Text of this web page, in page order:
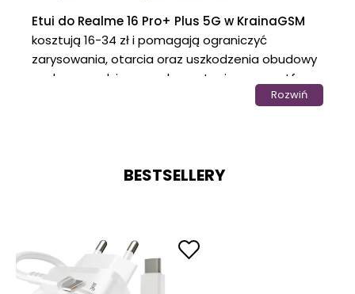
Etui do Realme 16 Pro+ Plus 5G w KrainaGSM
kosztują 16-34 zł i pomagają ograniczyć
zarysowania, otarcia oraz uszkodzenia obudowy
podczas codziennego korzystania ze smartfona.
Kategoria sprawdza się u osób, które noszą
Etui do Realme 16 Pro+ Plus 5G
ograniczyć ślady użytkowania, które pojawiają się
podczas odkładania telefonu na blat, noszenia
Rozwiń
BESTSELLERY